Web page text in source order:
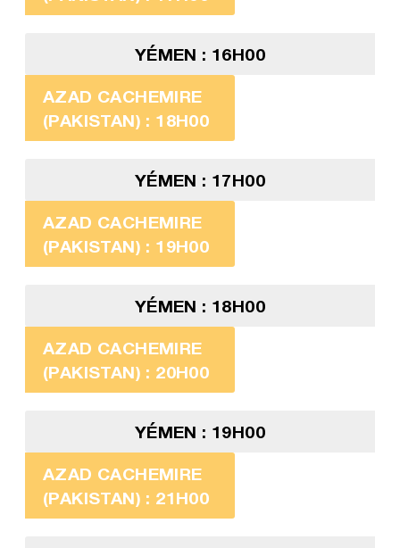
YÉMEN : 16H00
AZAD CACHEMIRE
(PAKISTAN) : 18H00
YÉMEN : 17H00
AZAD CACHEMIRE
(PAKISTAN) : 19H00
YÉMEN : 18H00
AZAD CACHEMIRE
(PAKISTAN) : 20H00
YÉMEN : 19H00
AZAD CACHEMIRE
(PAKISTAN) : 21H00